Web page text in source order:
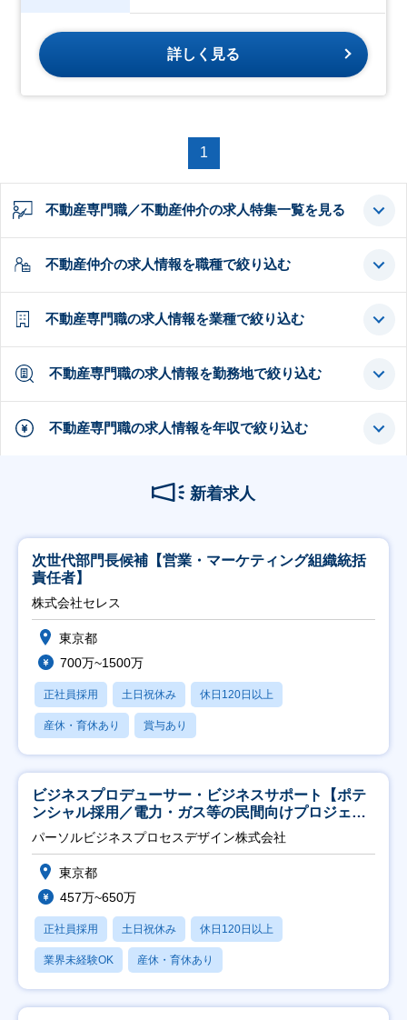
詳しく見る
1
不動産専門職／不動産仲介の求人特集一覧を見る
不動産仲介の求人情報を職種で絞り込む
不動産専門職の求人情報を業種で絞り込む
不動産専門職の求人情報を勤務地で絞り込む
不動産専門職の求人情報を年収で絞り込む
新着求人
次世代部門長候補【営業・マーケティング組織統括
責任者】
株式会社セレス
東京都
700万~1500万
正社員採用 土日祝休み 休日120日以上
産休・育休あり 賞与あり
ビジネスプロデューサー・ビジネスサポート【ポテ
ンシャル採用／電力・ガス等の民間向けプロジェク
ト推進】
パーソルビジネスプロセスデザイン株式会社
東京都
457万~650万
正社員採用 土日祝休み 休日120日以上
業界未経験OK 産休・育休あり